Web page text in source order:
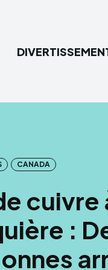
CANADA
cuivre
: